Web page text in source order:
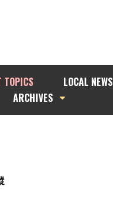
TOPICS
LOCAL NEWS
ARCHIVES